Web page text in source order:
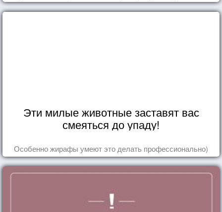
Эти милые животные заставят вас
смеяться до упаду!
Особенно жирафы умеют это делать профессионально)